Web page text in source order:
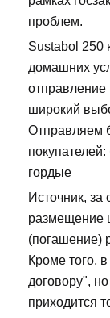
проблем.
Sustabol 250
домашних
отправление
широкий
Отправляем
гордые
Источник, за
размещение
(погашение)
Кроме того,
договору",
приходится